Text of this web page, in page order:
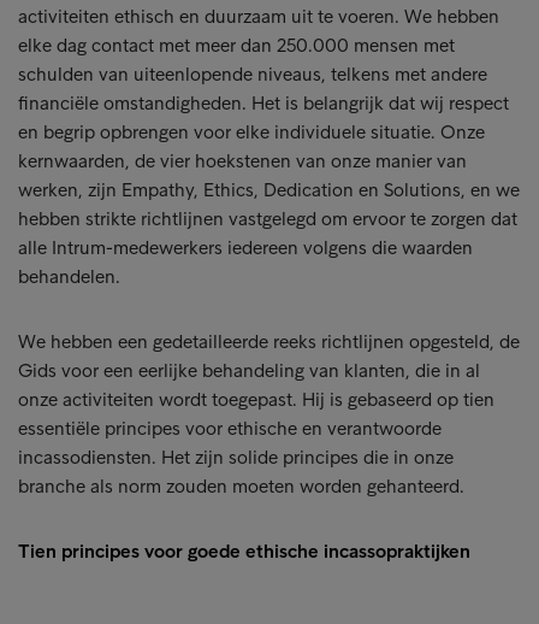
activiteiten ethisch en duurzaam uit te voeren. We hebben
elke dag contact met meer dan 250.000 mensen met
schulden van uiteenlopende niveaus, telkens met andere
financiële omstandigheden. Het is belangrijk dat wij respect
en begrip opbrengen voor elke individuele situatie. Onze
kernwaarden, de vier hoekstenen van onze manier van
werken, zijn Empathy, Ethics, Dedication en Solutions, en we
hebben strikte richtlijnen vastgelegd om ervoor te zorgen dat
alle Intrum-medewerkers iedereen volgens die waarden
behandelen.
We hebben een gedetailleerde reeks richtlijnen opgesteld, de
Gids voor een eerlijke behandeling van klanten, die in al
onze activiteiten wordt toegepast. Hij is gebaseerd op tien
essentiële principes voor ethische en verantwoorde
incassodiensten. Het zijn solide principes die in onze
branche als norm zouden moeten worden gehanteerd.
Tien principes voor goede ethische incassopraktijken